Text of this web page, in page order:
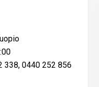
338, 0440 252 856